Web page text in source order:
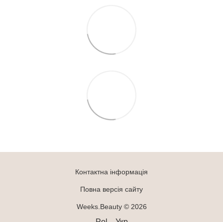
Контактна інформація
Повна версія сайту
Weeks.Beauty © 2026